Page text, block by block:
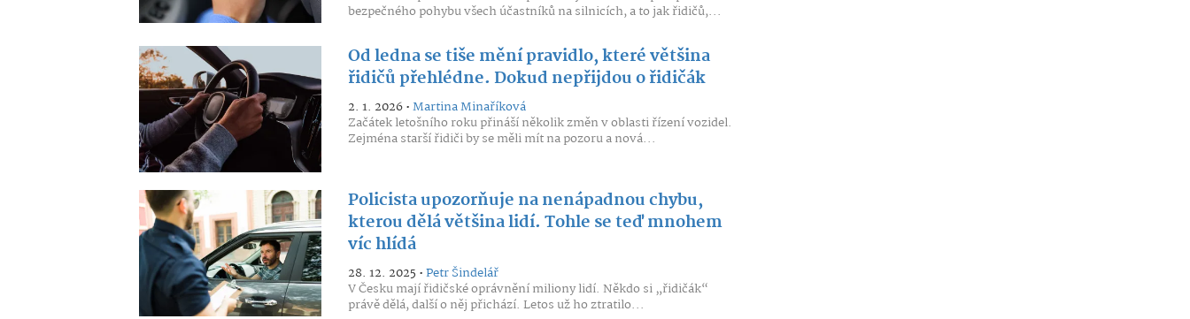
bezpečného pohybu všech účastníků na silnicích, a to jak řidičů,...
Od ledna se tiše mění pravidlo, které většina
řidičů přehlédne. Dokud nepřijdou o řidičák
2. 1. 2026 •Martina Minaříková
Začátek letošního roku přináší několik změn v oblasti řízení vozidel.
Zejména starší řidiči by se měli mít na pozoru a nová...
Policista upozorňuje na nenápadnou chybu,
kterou dělá většina lidí. Tohle se teď mnohem
víc hlídá
28. 12. 2025 •Petr Šindelář
V Česku mají řidičské oprávnění miliony lidí. Někdo si „řidičák“
právě dělá, další o něj přichází. Letos už ho ztratilo...